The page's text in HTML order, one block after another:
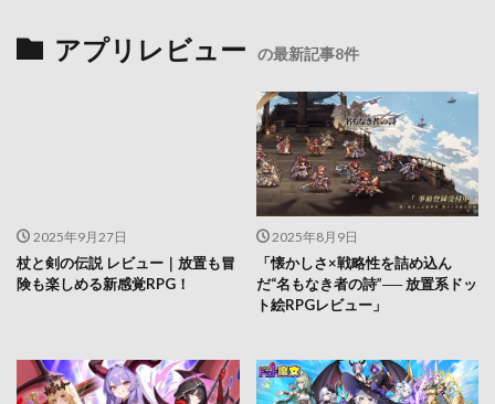
アプリレビュー の最新記事8件
2025年9月27日
杖と剣の伝説 レビュー｜放置も冒
険も楽しめる新感覚RPG！
2025年8月9日
「懐かしさ×戦略性を詰め込ん
だ“名もなき者の詩”── 放置系ドッ
ト絵RPGレビュー」